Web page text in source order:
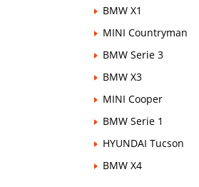
BMW X1
MINI Countryman
BMW Serie 3
BMW X3
MINI Cooper
BMW Serie 1
HYUNDAI Tucson
BMW X4